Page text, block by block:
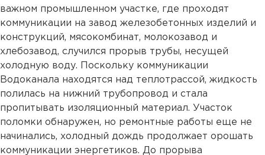
важном промышленном участке, где проходят
коммуникации на завод железобетонных изделий и
конструкций, мясокомбинат, молокозавод и
хлебозавод, случился прорыв трубы, несущей
холодную воду. Поскольку коммуникации
Водоканала находятся над теплотрассой, жидкость
полилась на нижний трубопровод и стала
пропитывать изоляционный материал. Участок
поломки обнаружен, но ремонтные работы еще не
начинались, холодный дождь продолжает орошать
коммуникации энергетиков. До прорыва